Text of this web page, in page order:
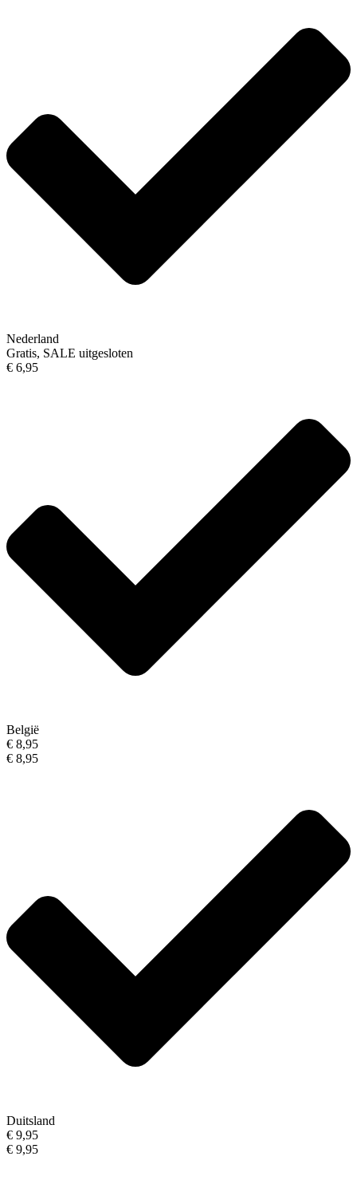
Nederland
Gratis, SALE uitgesloten
€ 6,95
België
€ 8,95
€ 8,95
Duitsland
€ 9,95
€ 9,95